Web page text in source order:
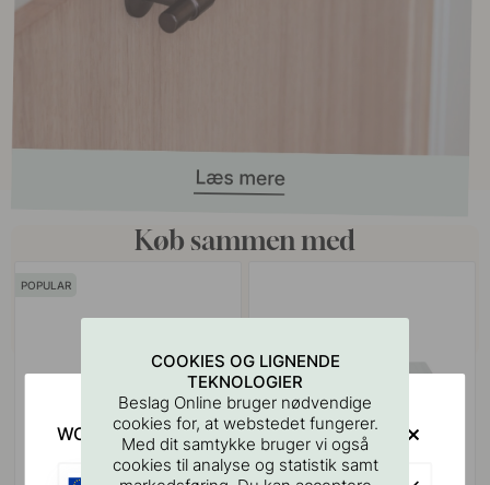
Køb sammen med
POPULAR
COOKIES OG LIGNENDE
TEKNOLOGIER
Beslag Online bruger nødvendige
cookies for, at webstedet fungerer.
Med dit samtykke bruger vi også
cookies til analyse og statistik samt
WOULD YOU RATHER VISIT?